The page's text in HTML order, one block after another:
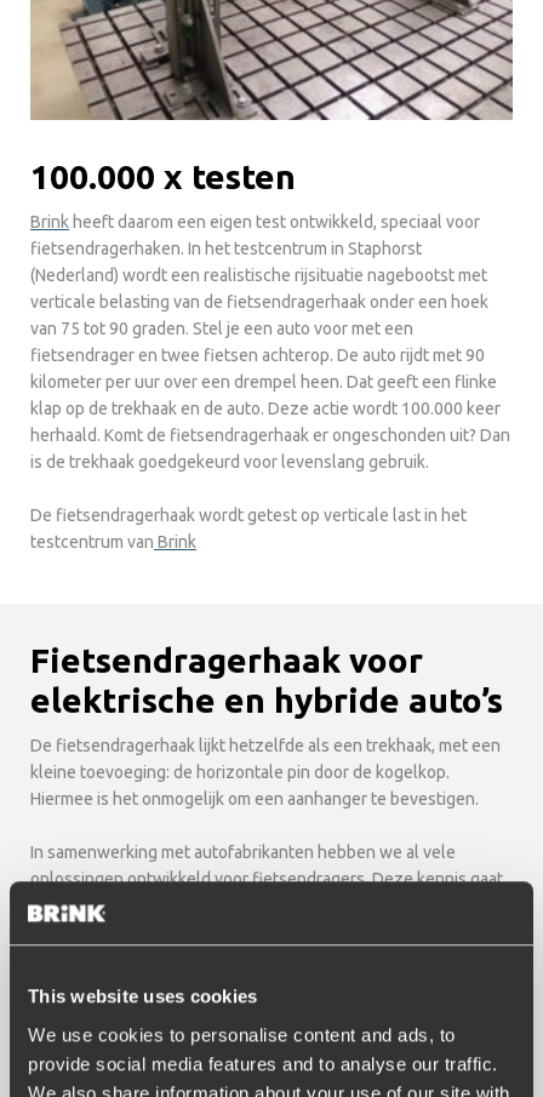
This website uses cookies
We use cookies to personalise content and ads, to
provide social media features and to analyse our traffic.
We also share information about your use of our site with
100.000 x testen
Brink heeft daarom een eigen test ontwikkeld, speciaal voor
fietsendragerhaken. In het testcentrum in Staphorst
(Nederland) wordt een realistische rijsituatie nagebootst met
verticale belasting van de fietsendragerhaak onder een hoek
van 75 tot 90 graden. Stel je een auto voor met een
fietsendrager en twee fietsen achterop. De auto rijdt met 90
kilometer per uur over een drempel heen. Dat geeft een flinke
klap op de trekhaak en de auto. Deze actie wordt 100.000 keer
herhaald. Komt de fietsendragerhaak er ongeschonden uit? Dan
is de trekhaak goedgekeurd voor levenslang gebruik.
De fietsendragerhaak wordt getest op verticale last in het
testcentrum van Brink
Fietsendragerhaak voor
elektrische en hybride auto’s
De fietsendragerhaak lijkt hetzelfde als een trekhaak, met een
kleine toevoeging: de horizontale pin door de kogelkop.
Hiermee is het onmogelijk om een aanhanger te bevestigen.
In samenwerking met autofabrikanten hebben we al vele
oplossingen ontwikkeld voor fietsendragers. Deze kennis gaat
nog een stapje verder bij de ontwikkelingen van
assortiment voor 29 automodellen in de aftermarket. Ieder jaar
fietsendrager past op de fietsendragerhaak die wij aanbieden?
Bekijk hier het overzicht.